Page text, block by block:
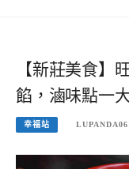
【新莊美食】
餡，滷味點一
幸福站